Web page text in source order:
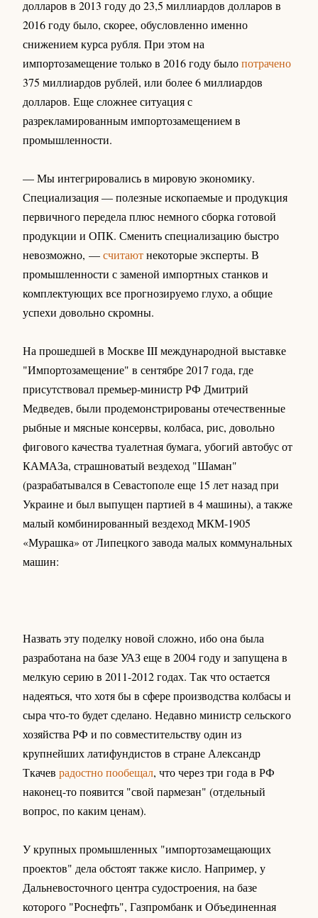
долларов в 2013 году до 23,5 миллиардов долларов в
2016 году было, скорее, обусловленно именно
снижением курса рубля. При этом на
импортозамещение только в 2016 году былопотрачено
375 миллиардов рублей, или более 6 миллиардов
долларов. Еще сложнее ситуация с
разрекламированным импортозамещением в
промышленности.
— Мы интегрировались в мировую экономику.
Специализация — полезные ископаемые и продукция
первичного передела плюс немного сборка готовой
продукции и ОПК. Сменить специализацию быстро
невозможно, —считаютнекоторые эксперты. В
промышленности с заменой импортных станков и
комплектующих все прогнозируемо глухо, а общие
успехи довольно скромны.
На прошедшей в Москве III международной выставке
"Импортозамещение" в сентябре 2017 года, где
присутствовал премьер-министр РФ Дмитрий
Медведев, были продемонстрированы отечественные
рыбные и мясные консервы, колбаса, рис, довольно
фигового качества туалетная бумага, убогий автобус от
КАМАЗа, страшноватый вездеход "Шаман"
(разрабатывался в Севастополе еще 15 лет назад при
Украине и был выпущен партией в 4 машины), а также
малый комбинированный вездеход МКМ-1905
«Мурашка» от Липецкого завода малых коммунальных
машин:
Назвать эту поделку новой сложно, ибо она была
разработана на базе УАЗ еще в 2004 году и запущена в
мелкую серию в 2011-2012 годах. Так что остается
надеяться, что хотя бы в сфере производства колбасы и
сыра что-то будет сделано. Недавно министр сельского
хозяйства РФ и по совместительству один из
крупнейших латифундистов в стране Александр
Ткачев радостно пообещал, что через три года в РФ
наконец-то появится "свой пармезан" (отдельный
вопрос, по каким ценам).
У крупных промышленных "импортозамещающих
проектов" дела обстоят также кисло. Например, у
Дальневосточного центра судостроения, на базе
которого "Роснефть", Газпромбанк и Объединенная